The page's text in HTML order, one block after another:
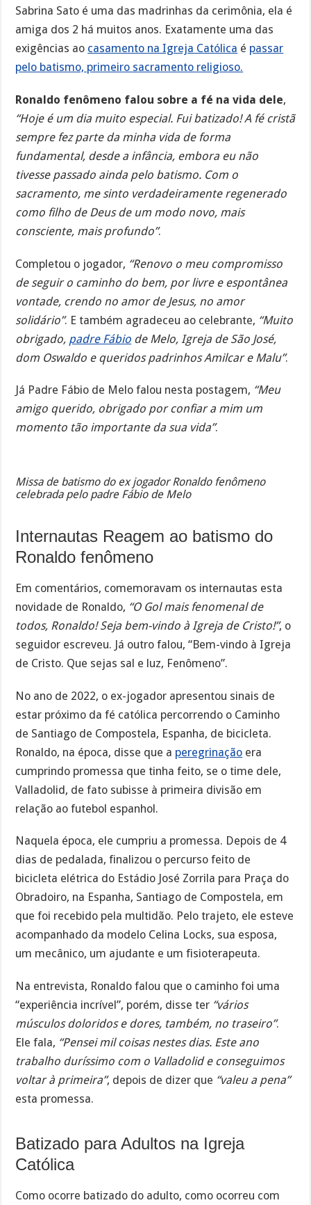
Sabrina Sato é uma das madrinhas da cerimônia, ela é
amiga dos 2 há muitos anos. Exatamente uma das
exigências ao casamento na Igreja Católica é passar
pelo batismo, primeiro sacramento religioso.
Ronaldo fenômeno falou sobre a fé na vida dele,
“Hoje é um dia muito especial. Fui batizado! A fé cristã
sempre fez parte da minha vida de forma
fundamental, desde a infância, embora eu não
tivesse passado ainda pelo batismo. Com o
sacramento, me sinto verdadeiramente regenerado
como filho de Deus de um modo novo, mais
consciente, mais profundo”.
Completou o jogador, “Renovo o meu compromisso
de seguir o caminho do bem, por livre e espontânea
vontade, crendo no amor de Jesus, no amor
solidário”. E também agradeceu ao celebrante, “Muito
obrigado, padre Fábio de Melo, Igreja de São José,
dom Oswaldo e queridos padrinhos Amilcar e Malu”.
Já Padre Fábio de Melo falou nesta postagem, “Meu
amigo querido, obrigado por confiar a mim um
momento tão importante da sua vida”.
Missa de batismo do ex jogador Ronaldo fenômeno
celebrada pelo padre Fábio de Melo
Internautas Reagem ao batismo do
Ronaldo fenômeno
Em comentários, comemoravam os internautas esta
novidade de Ronaldo, “O Gol mais fenomenal de
todos, Ronaldo! Seja bem-vindo à Igreja de Cristo!”, o
seguidor escreveu. Já outro falou, “Bem-vindo à Igreja
de Cristo. Que sejas sal e luz, Fenômeno”.
No ano de 2022, o ex-jogador apresentou sinais de
estar próximo da fé católica percorrendo o Caminho
de Santiago de Compostela, Espanha, de bicicleta.
Ronaldo, na época, disse que a peregrinação era
cumprindo promessa que tinha feito, se o time dele,
Valladolid, de fato subisse à primeira divisão em
relação ao futebol espanhol.
Naquela época, ele cumpriu a promessa. Depois de 4
dias de pedalada, finalizou o percurso feito de
bicicleta elétrica do Estádio José Zorrila para Praça do
Obradoiro, na Espanha, Santiago de Compostela, em
que foi recebido pela multidão. Pelo trajeto, ele esteve
acompanhado da modelo Celina Locks, sua esposa,
um mecânico, um ajudante e um fisioterapeuta.
Na entrevista, Ronaldo falou que o caminho foi uma
“experiência incrível”, porém, disse ter “vários
músculos doloridos e dores, também, no traseiro”.
Ele fala, “Pensei mil coisas nestes dias. Este ano
trabalho duríssimo com o Valladolid e conseguimos
voltar à primeira”, depois de dizer que “valeu a pena”
esta promessa.
Batizado para Adultos na Igreja
Católica
Como ocorre batizado do adulto, como ocorreu com